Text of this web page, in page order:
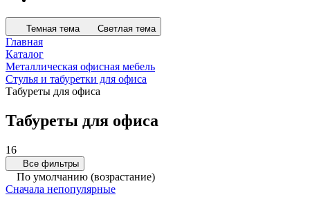
Темная тема Светлая тема
Главная
Каталог
Металлическая офисная мебель
Стулья и табуретки для офиса
Табуреты для офиса
Табуреты для офиса
16
Все фильтры
По умолчанию (возрастание)
Сначала непопулярные